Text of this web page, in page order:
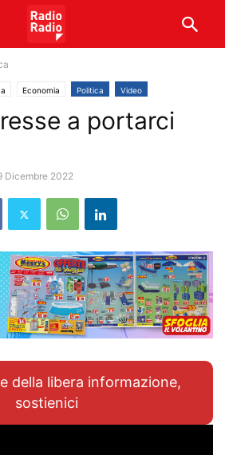
Economia Politica Video
a portarci
Dicembre 2022
della libera informazione,
sostienici